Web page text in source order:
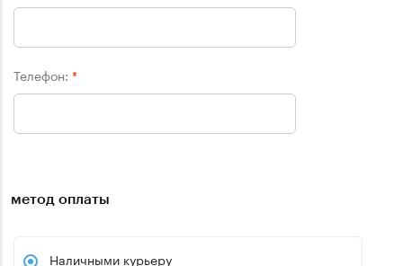
Телефон: *
метод оплаты
Наличными курьеру